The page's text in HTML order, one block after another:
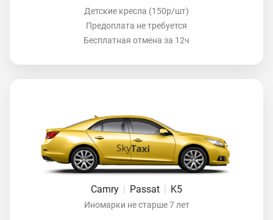
Детские кресла (150р/шт)
Предоплата не требуется
Бесплатная отмена за 12ч
Camry Passat K5
Иномарки не старше 7 лет